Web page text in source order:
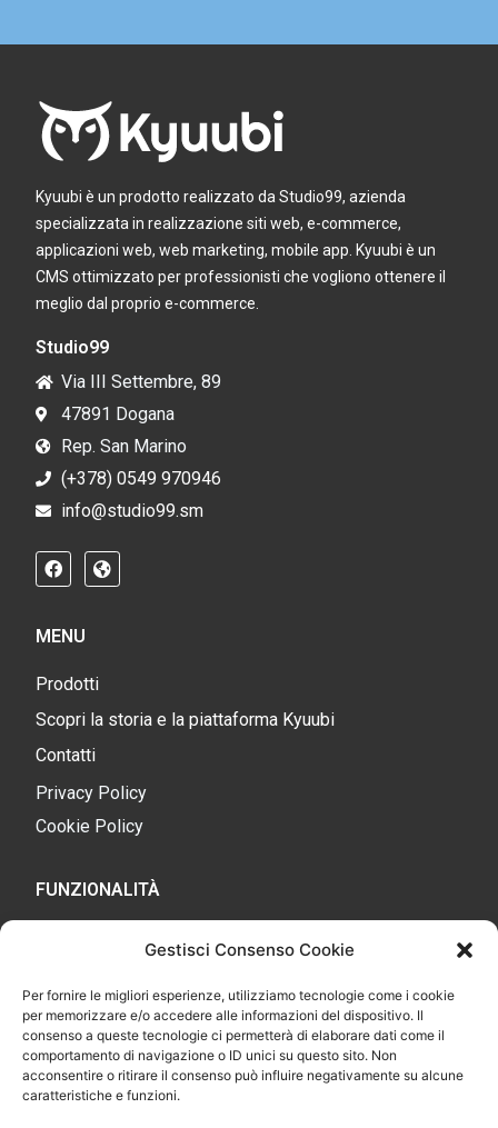
Gestisci Consenso Cookie
Per fornire le migliori esperienze, utilizziamo tecnologie come i cookie
per memorizzare e/o accedere alle informazioni del dispositivo. Il
consenso a queste tecnologie ci permetterà di elaborare dati come il
comportamento di navigazione o ID unici su questo sito. Non
acconsentire o ritirare il consenso può influire negativamente su alcune
caratteristiche e funzioni.
Kyuubi è un prodotto realizzato da Studio99, azienda
specializzata in realizzazione siti web, e-commerce,
applicazioni web, web marketing, mobile app. Kyuubi è un
CMS ottimizzato per professionisti che vogliono ottenere il
meglio dal proprio e-commerce.
Studio99
Via III Settembre, 89
47891 Dogana
Rep. San Marino
(+378) 0549 970946
info@studio99.sm
MENU
Prodotti
Scopri la storia e la piattaforma Kyuubi
Contatti
Privacy Policy
Cookie Policy
FUNZIONALITÀ
E-Commerce
Kyuubi POS (app)
Connettore Marketplace